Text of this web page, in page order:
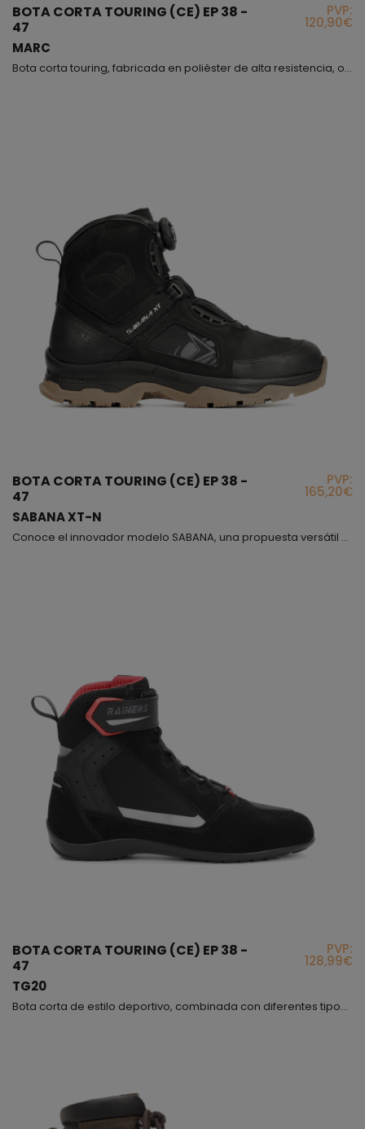
BOTA CORTA TOURING (CE) EP 38 -
47
MARC
PVP:
120,90€
Bota corta touring, fabricada en poliéster de alta resistencia, observarás que es un modelo muy blandito pero a la vez muy resistente, hemos tenido muy en cuenta este detalle para que además de cómodo el producto sea seguro, en la parte delantera lleva un refuerzo de goma exterior para proteger la zona del cambio de marchas; la planta base está fabricada en polietileno consiguiendo con este material una mayor flexibilidad y torsión, puedes ceñírtela a tu gusto median...
BOTA CORTA TOURING (CE) EP 38 -
47
SABANA XT-N
PVP:
165,20€
Conoce el innovador modelo SABANA, una propuesta versátil de bota baja con estética dinámica, confeccionada en una mezcla de piel y nylon que ofrece una movilidad excepcional, perfecta para conducir con libertad y precisión. Este diseño ha sido cuidadosamente reforzado en la parte trasera y delantera con capas adicionales de cuero, brindando resistencia frente al desgaste, especialmente en la zona de contacto con el cambio de marchas. Incorpora un sistema de cierre ATO...
BOTA CORTA TOURING (CE) EP 38 -
47
TG20
PVP:
128,99€
Bota corta de estilo deportivo, combinada con diferentes tipos de materiales que en su conjunto consiguen que sea un modelo muy atractivo y juvenil a la vez, la combinación entre la piel y el serraje hacen que este modelo sea muy resistente, al mismo tiempo obtenemos mucha flexibilidad y comodidad, la rejilla nos aportará una optima ventilación ya que es un 45% del material que lleva esta bota; los tobillos están protegidos mediante protectores interiores; exteriormente,...